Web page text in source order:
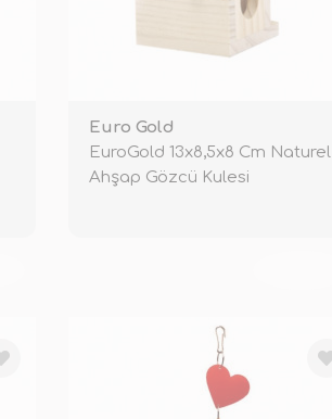
Euro Gold
EuroGold 13x8,5x8 Cm Naturel
Ahşap Gözcü Kulesi